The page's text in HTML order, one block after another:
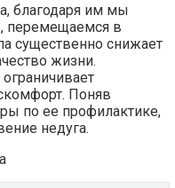
благодаря им мы
перемещаемся в
существенно снижает
жизни.
Поняв
по ее профилактике,
недуга.